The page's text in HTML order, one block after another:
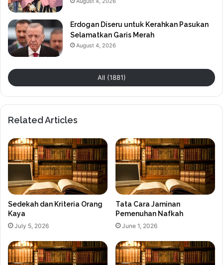
Erdogan Diseru untuk Kerahkan Pasukan
Selamatkan Garis Merah
August 4, 2026
All (1881)
Related Articles
Sedekah dan Kriteria Orang
Kaya
July 5, 2026
Tata Cara Jaminan
Pemenuhan Nafkah
June 1, 2026